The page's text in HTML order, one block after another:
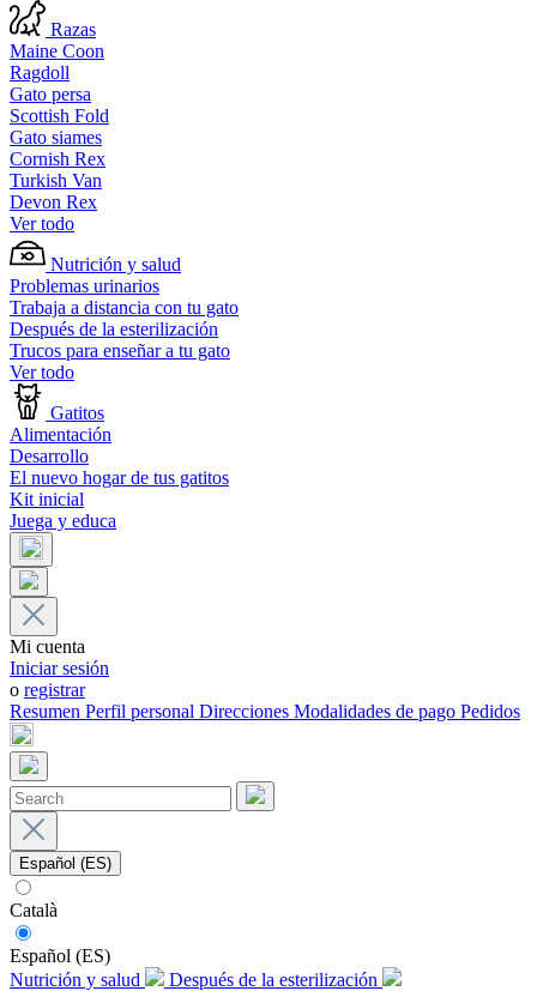
Razas
Maine Coon
Ragdoll
Gato persa
Scottish Fold
Gato siames
Cornish Rex
Turkish Van
Devon Rex
Ver todo
Nutrición y salud
Problemas urinarios
Trabaja a distancia con tu gato
Después de la esterilización
Trucos para enseñar a tu gato
Ver todo
Gatitos
Alimentación
Desarrollo
El nuevo hogar de tus gatitos
Kit inicial
Juega y educa
Mi cuenta
Iniciar sesión
o registrar
Resumen Perfil personal Direcciones Modalidades de pago Pedidos
Español (ES)
Català
Español (ES)
Nutrición y salud
Después de la esterilización